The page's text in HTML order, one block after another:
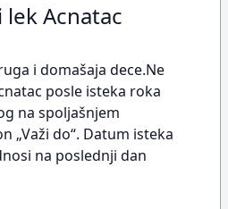
lek Acnatac
i domašaja dece.Ne
posle isteka roka
na spoljašnjem
„Važi do“. Datum isteka
na poslednji dan